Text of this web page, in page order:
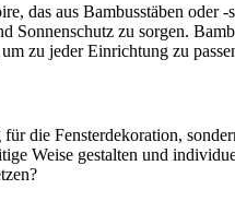
das aus Bambusstäben
zu sorgen.
zu jeder Einrichtung zu
die Fensterdekoration,
Weise gestalten und